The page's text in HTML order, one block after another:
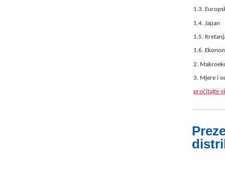
1.3.
1.4. Japan
1.5.
1.6.
2.
3. Mjere i
pročitajte